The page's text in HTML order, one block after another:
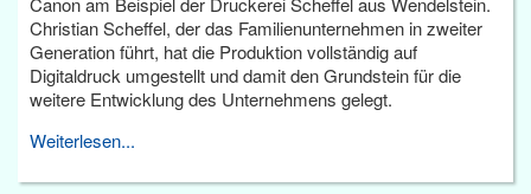
Christian Scheffel, der das Familienunternehmen in zweiter
Generation führt, hat die Produktion vollständig auf
Digitaldruck umgestellt und damit den Grundstein für die
weitere Entwicklung des Unternehmens gelegt.
Weiterlesen...